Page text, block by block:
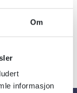
Om
informasjon
Alfabetisk